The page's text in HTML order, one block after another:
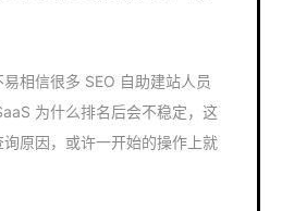
相信很多 SEO 自助建站人员
为什么排名后会不稳定，这
原因，或许一开始的操作上就